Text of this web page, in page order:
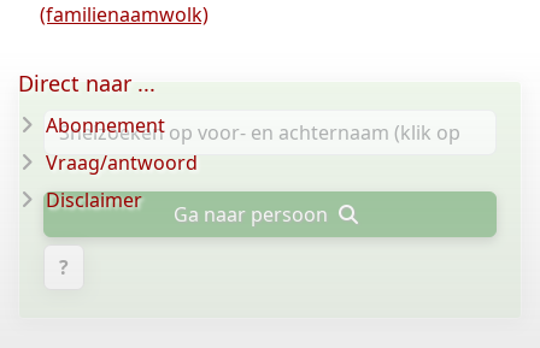
(familienaamwolk)
Ga naar persoon
?
Direct naar ...
Abonnement
Vraag/antwoord
Disclaimer